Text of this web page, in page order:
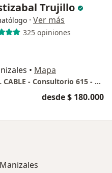
Trujillo
· Ver más
325 opiniones
• Mapa
Edificio MULTIPLAZA EL CABLE - Consultorio 615 - Dra. Claudia Aristizábal
desde $ 180.000